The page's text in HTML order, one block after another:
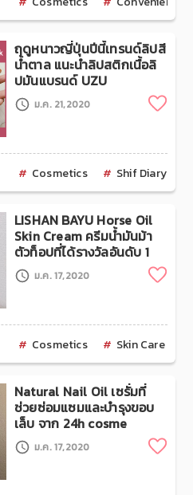
ฤดูหนาวญี่ปุ่นปีนี้เทรนด์ลิปสี
น้ำตาล แนะนำลิปสติกเนื้อลิ
ปมันแบรนด์ UZU
ม.ค. 21,2020
Cosmetics Shif Diary
LISHAN BAYU Horse Oil
Skin Cream ครีมน้ำมันม้า
ตัวท็อปที่ได้รางวัลอันดับ 1
ม.ค. 17,2020
Cosmetics Skin Care
Natural Nail Oil เซรั่มที่
ช่วยซ่อมแซมและบำรุงขอบ
เล็บ จาก 24h cosme
ม.ค. 17,2020